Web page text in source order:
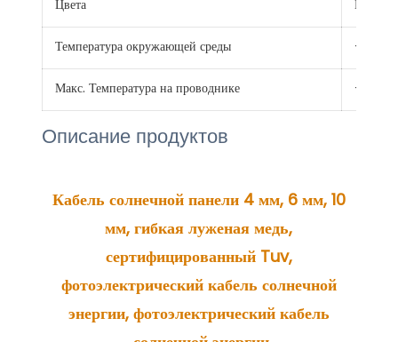
Цвета
Температура окружающей среды -40℃
Макс. Температура на проводнике +120 ℃
Описание продуктов
Кабель солнечной панели 4 мм, 6 мм, 10
мм, гибкая луженая медь,
сертифицированный Tuv,
фотоэлектрический кабель солнечной
энергии, фотоэлектрический кабель